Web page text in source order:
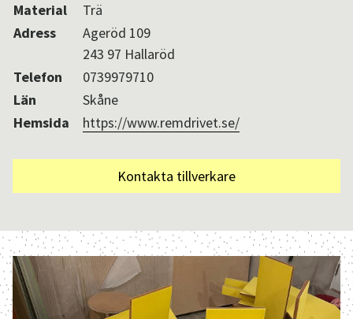
Material
Trä
Adress
Ageröd 109
243 97 Hallaröd
Telefon
0739979710
Län
Skåne
Hemsida
https://www.remdrivet.se/
Kontakta tillverkare